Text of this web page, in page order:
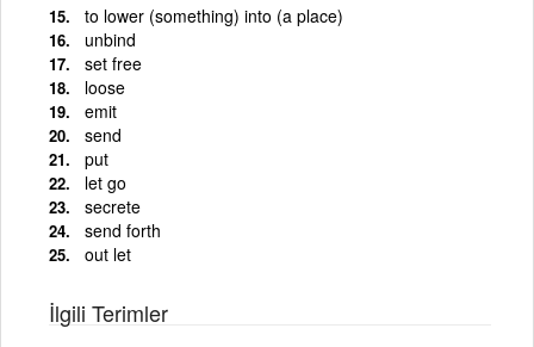
to lower (something) into (a place)
unbind
set free
loose
emit
send
put
let go
secrete
send forth
out let
İlgili Terimler